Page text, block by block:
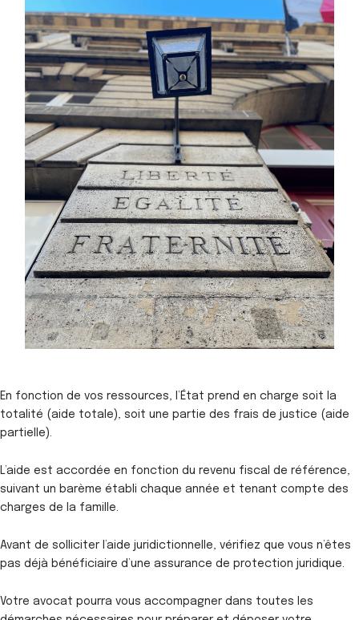
En fonction de vos ressources, l’État prend en charge soit la
totalité (aide totale), soit une partie des frais de justice (aide
partielle).
L’aide est accordée en fonction du revenu fiscal de référence,
suivant un barème établi chaque année et tenant compte des
charges de la famille.
Avant de solliciter l’aide juridictionnelle, vérifiez que vous n’êtes
pas déjà bénéficiaire d’une assurance de protection juridique.
Votre avocat pourra vous accompagner dans toutes les